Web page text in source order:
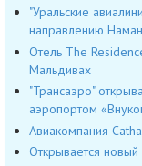
"Уральские
направлению
Отель The
Мальдивах
"Трансаэро"
аэропортом
Авиакомпания
Открывается